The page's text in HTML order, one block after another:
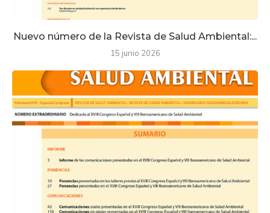
Nuevo número de la Revista de Salud Ambiental:...
15 junio 2026